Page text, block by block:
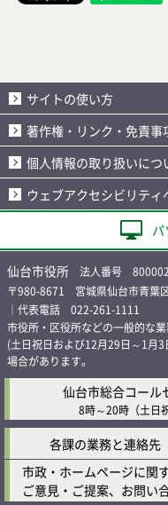
サイトの使い方
著作権・リンク・免責事
個人情報の取り扱いにつ
ウェブアクセシビリティ
仙台市役所 法人番号
〒980-8671 宮城県仙台市青葉
｜代表電話 022-261-1111
市役所・区役所などの一般的な
(土日祝日および12月29日～1月
場合があります。
仙台市総合コール
8時～20時 （土
各課の業務と連絡先
市政・ホームページに関
ご意見・ご提案、お問い